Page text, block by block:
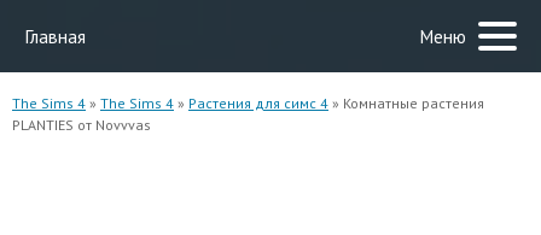
Главная Меню
The Sims 4 » The Sims 4 » Растения для симс 4 » Комнатные растения
PLANTIES от Novvvas